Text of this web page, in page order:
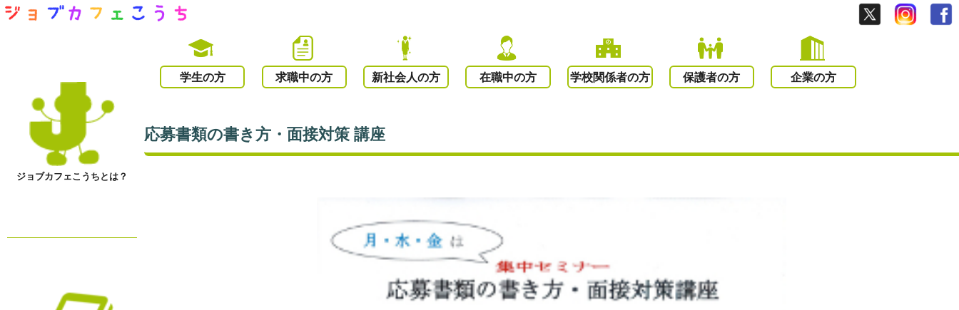
学生の方 求職中の方 新社会人の方 在職中の方 学校関係者の方 保護者の方 企業の方
ジョブカフェこうちとは？
応募書類の書き方・面接対策 講座